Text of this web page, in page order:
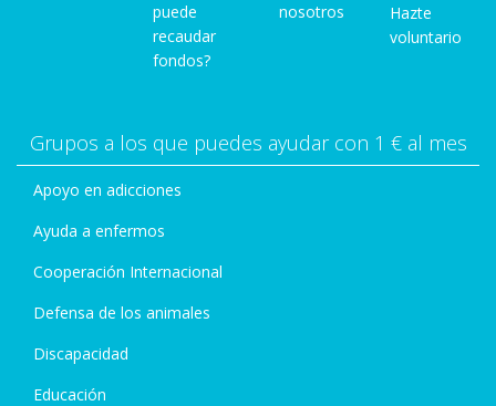
puede
recaudar
fondos?
nosotros
Hazte
voluntario
Grupos a los que puedes ayudar con 1 € al mes
Apoyo en adicciones
Ayuda a enfermos
Cooperación Internacional
Defensa de los animales
Discapacidad
Educación